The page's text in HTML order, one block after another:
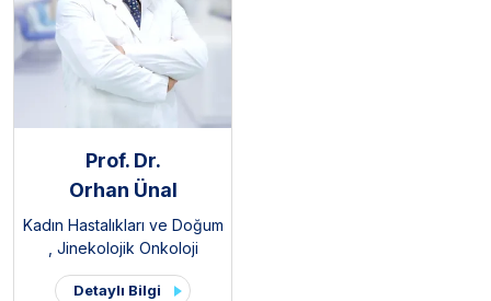
Prof. Dr.
Orhan Ünal
Kadın Hastalıkları ve Doğum
, Jinekolojik Onkoloji
Detaylı Bilgi